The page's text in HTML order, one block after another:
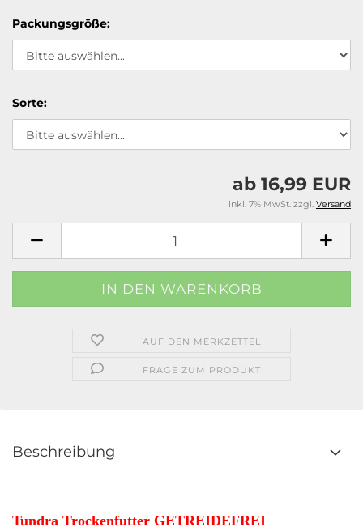
Packungsgröße:
Sorte:
ab 16,99 EUR
inkl. 7% MwSt. zzgl. Versand
AUF DEN MERKZETTEL
FRAGE ZUM PRODUKT
Beschreibung
Tundra Trockenfutter GETREIDEFREI